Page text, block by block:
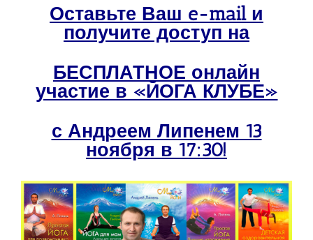
Оставьте Ваш e-mail и
получите доступ на
БЕСПЛАТНОЕ онлайн
участие в «ЙОГА КЛУБЕ»
с Андреем Липенем 13
ноября в 17:30!